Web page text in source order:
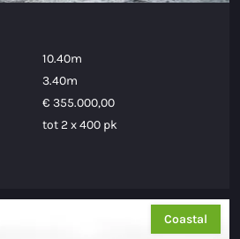
10.40m
3.40m
€ 355.000,00
tot 2 x 400 pk
Coastal